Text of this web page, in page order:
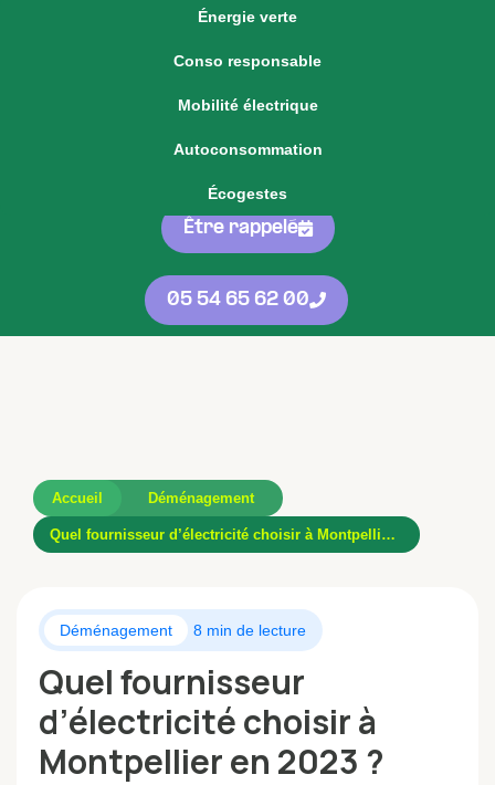
Énergie verte
Conso responsable
Mobilité électrique
Autoconsommation
Écogestes
Voir notre offre d'énergie fixe
05 54 65 62 00
Être rappelé
05 54 65 62 00
Accueil Déménagement
Quel fournisseur d’électricité choisir à Montpellier en 2023 ?
Déménagement 8 min de lecture
Quel fournisseur
d’électricité choisir à
Montpellier en 2023 ?